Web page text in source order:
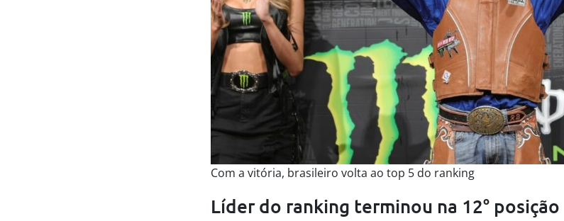
Com a vitória, brasileiro volta ao top 5 do ranking
Líder do ranking terminou na 12° posição